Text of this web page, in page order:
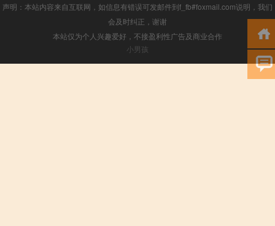
声明：本站内容来自互联网，如信息有错误可发邮件到f_fb#foxmail.com说明，我们
会及时纠正，谢谢
本站仅为个人兴趣爱好，不接盈利性广告及商业合作
小男孩